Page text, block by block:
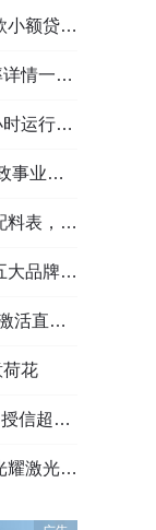
全面对比
文看懂
外劳动者
展综述
与益生元
营养安全
新动能
花
亿元
项目盘点